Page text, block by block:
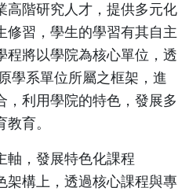
高階研究人才，提供多元化
修習，學生的學習有其自主
程將以學院為核心單位，透
學系單位所屬之框架，進
，利用學院的特色，發展多
育。
軸，發展特色化課程
架構上，透過核心課程與專